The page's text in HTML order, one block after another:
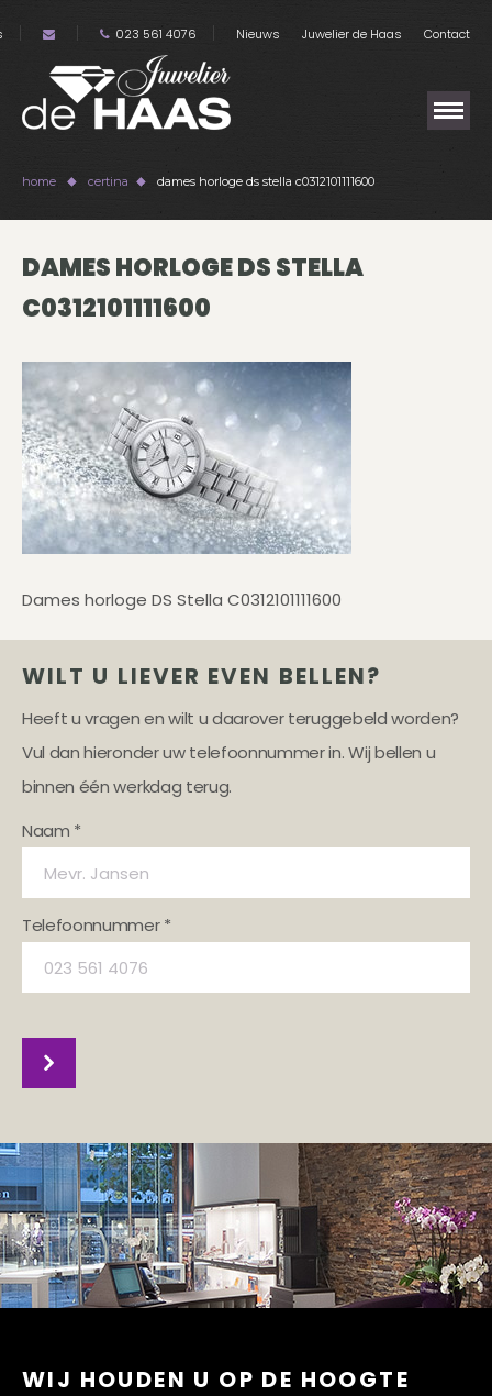
023 561 4076 Nieuws Juwelier de Haas Contact
home certina dames horloge ds stella c0312101111600
DAMES HORLOGE DS STELLA
C0312101111600
Dames horloge DS Stella C0312101111600
WILT U LIEVER EVEN BELLEN?
Heeft u vragen en wilt u daarover teruggebeld worden?
Vul dan hieronder uw telefoonnummer in. Wij bellen u
binnen één werkdag terug.
Naam *
Telefoonnummer *
WIJ HOUDEN U OP DE HOOGTE